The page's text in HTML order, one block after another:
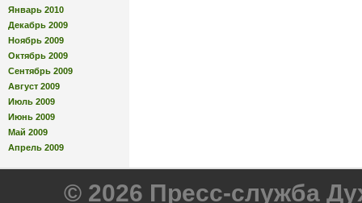
Январь 2010
Декабрь 2009
Ноябрь 2009
Октябрь 2009
Сентябрь 2009
Август 2009
Июль 2009
Июнь 2009
Май 2009
Апрель 2009
© 2026 Пресс-служба